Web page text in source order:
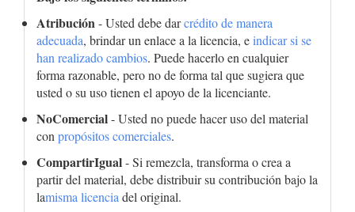
Atribución- Usted debe darcrédito de manera
adecuada, brindar un enlace a la licencia, eindicar si se
han realizado cambios. Puede hacerlo en cualquier
forma razonable, pero no de forma tal que sugiera que
usted o su uso tienen el apoyo de la licenciante.
NoComercial- Usted no puede hacer uso del material
con propósitos comerciales.
CompartirIgual- Si remezcla, transforma o crea a
partir del material, debe distribuir su contribución bajo la
lamisma licencia del original.